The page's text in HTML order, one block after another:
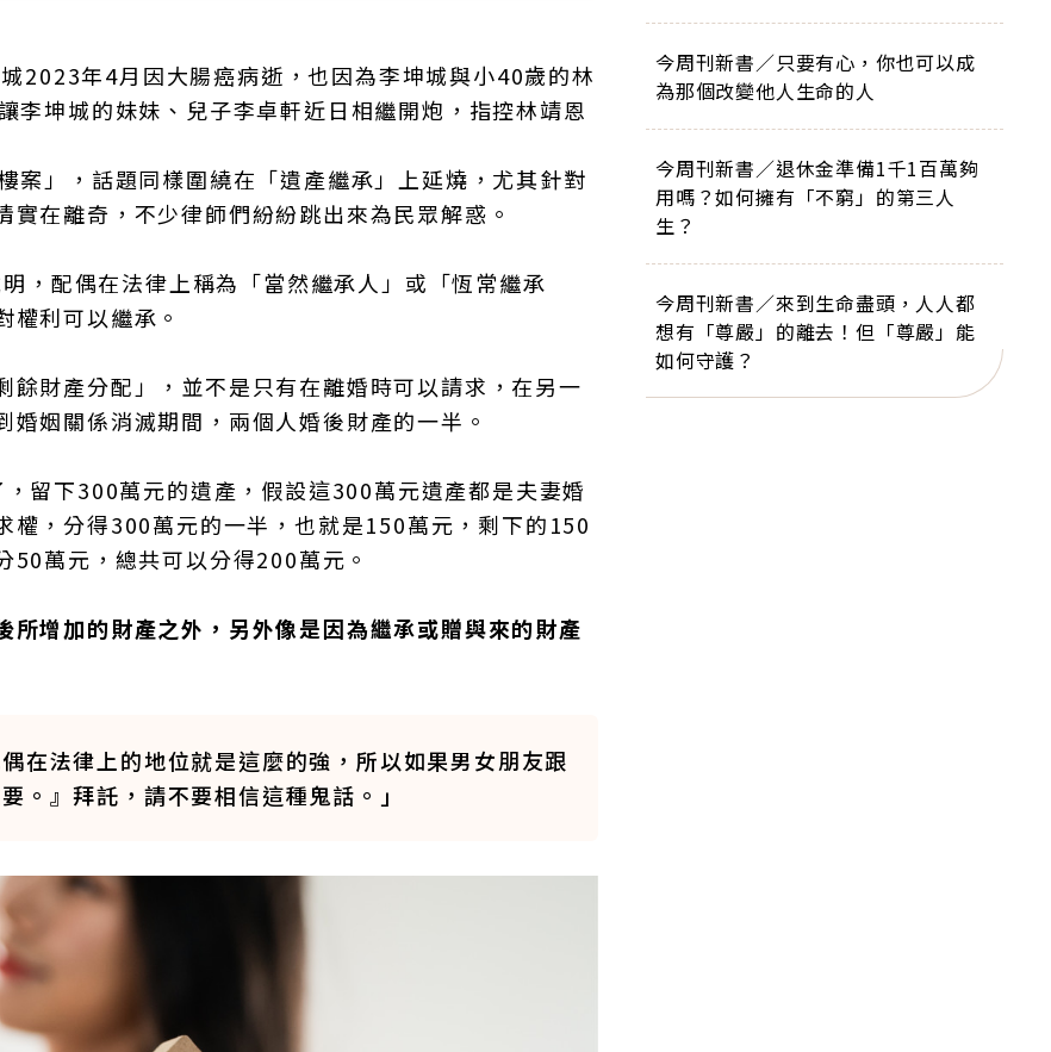
2023年4月因大腸癌病逝，也因為李坤城與小40歲的林
李坤城的妹妹、兒子李卓軒近日相繼開炮，指控林靖恩
案」，話題同樣圍繞在「遺產繼承」上延燒，尤其針對
實在離奇，不少律師們紛紛跳出來為民眾解惑。
，配偶在法律上稱為「當然繼承人」或「恆常繼承
權利可以繼承。
財產分配」，並不是只有在離婚時可以請求，在另一
姻關係消滅期間，兩個人婚後財產的一半。
留下300萬元的遺產，假設這300萬元遺產都是夫妻婚
權，分得300萬元的一半，也就是150萬元，剩下的150
萬元，總共可以分得200萬元。
增加的財產之外，另外像是因為繼承或贈與來的財產
在法律上的地位就是這麼的強，所以如果男女朋友跟
。』拜託，請不要相信這種鬼話。」
今周刊新書／只要有心，你也可以成
為那個改變他人生命的人
今周刊新書／退休金準備1千1百萬夠
用嗎？如何擁有「不窮」的第三人
生？
今周刊新書／來到生命盡頭，人人都
想有「尊嚴」的離去！但「尊嚴」能
如何守護？